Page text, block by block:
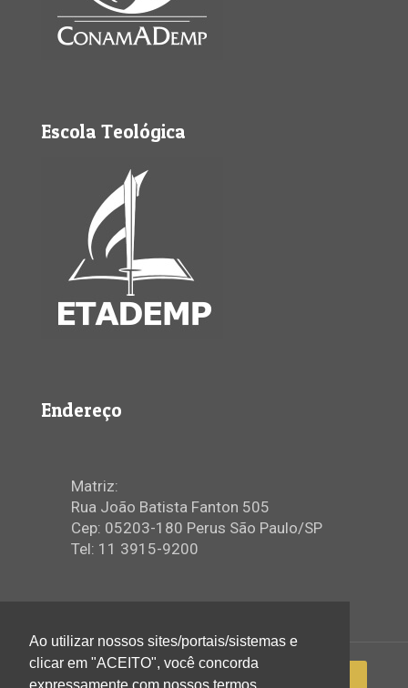
Escola Teológica
Endereço
Matriz:
Rua João Batista Fanton 505
Cep: 05203-180 Perus São Paulo/SP
Tel: 11 3915-9200
Ao utilizar nossos sites/portais/sistemas e
clicar em "ACEITO", você concorda